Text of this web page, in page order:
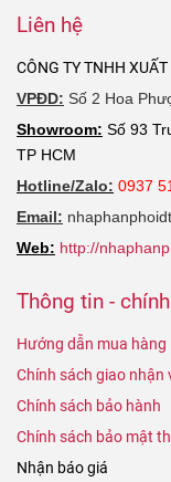
Liên hệ
CÔNG TY TNHH
VPĐD: Số 2 Hoa
Showroom: Số 93
TP HCM
Hotline/Zalo: 0937
Email:
Web: http://
Thông tin -
Hướng dẫn mua hàng
Chính sách giao nhận
Chính sách bảo hành
Chính sách bảo mật
Nhận báo giá